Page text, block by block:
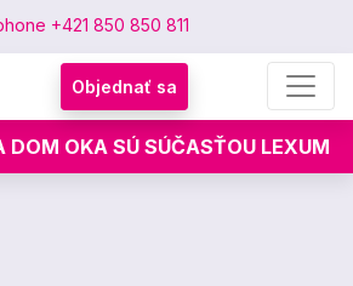
+421 850 850 811
Objednať sa
DOM OKA SÚ SÚČASŤOU LEXUM